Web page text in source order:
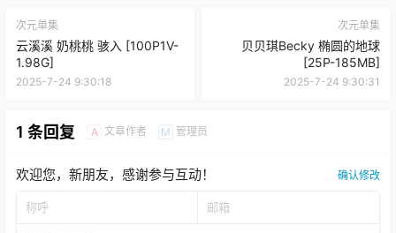
次元单集
云溪溪 奶桃桃 骇入 [100P1V-
1.98G]
2025-7-24 9:30:18
次元单集
贝贝琪Becky 椭圆的地球
[25P-185MB]
2025-7-24 9:30:31
1 条回复 A 文章作者 M 管理员
欢迎您，新朋友，感谢参与互动！ 确认修改